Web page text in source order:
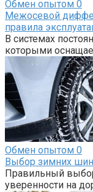
Обмен опытом 0
Межосевой
правила
В системах
которыми
Обмен опытом 0
Выбор зимних
Правильный
уверенности на